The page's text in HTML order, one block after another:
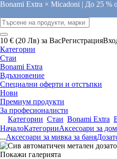
Bonami Extra × Micadoni | До 25 %
10 € (20 Лв) за ВасРегистрация
Категории
Стаи
Bonami Extra
Вдъхновение
Специални оферти и отстъпки
Нови
Премиум продукти
За професионалисти
Категории Стаи Bonami Extra
НачалоКатегорииАксесоари за
...Аксесоари за мивка за баня
Покажи галерията